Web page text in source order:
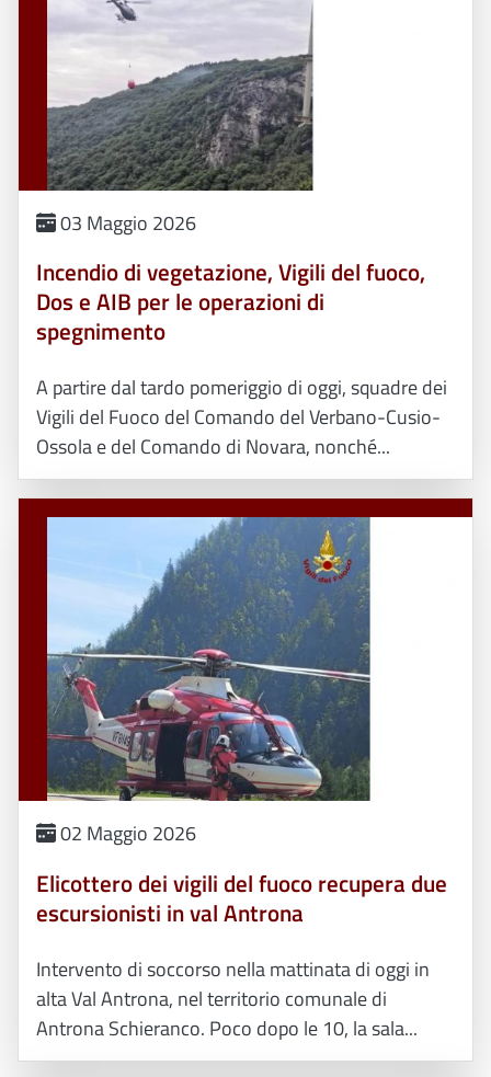
03 Maggio 2026
Incendio di vegetazione, Vigili del fuoco,
Dos e AIB per le operazioni di
spegnimento
A partire dal tardo pomeriggio di oggi, squadre dei
Vigili del Fuoco del Comando del Verbano-Cusio-
Ossola e del Comando di Novara, nonché...
02 Maggio 2026
Elicottero dei vigili del fuoco recupera due
escursionisti in val Antrona
Intervento di soccorso nella mattinata di oggi in
alta Val Antrona, nel territorio comunale di
Antrona Schieranco. Poco dopo le 10, la sala...